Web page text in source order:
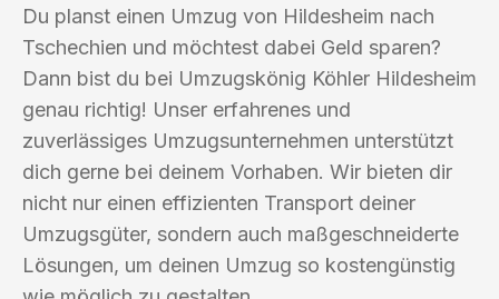
Du planst einen Umzug von Hildesheim nach
Tschechien und möchtest dabei Geld sparen?
Dann bist du bei Umzugskönig Köhler Hildesheim
genau richtig! Unser erfahrenes und
zuverlässiges Umzugsunternehmen unterstützt
dich gerne bei deinem Vorhaben. Wir bieten dir
nicht nur einen effizienten Transport deiner
Umzugsgüter, sondern auch maßgeschneiderte
Lösungen, um deinen Umzug so kostengünstig